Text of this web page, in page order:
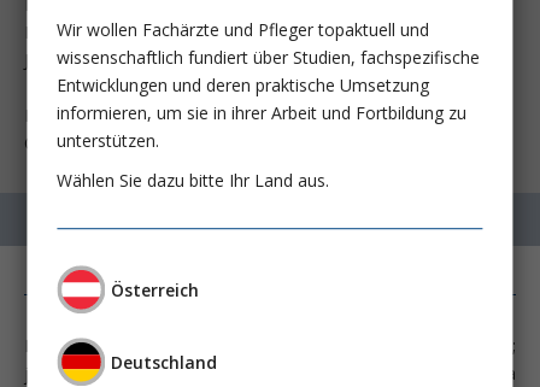
J Crit Care 2013; 28:303-10
Department of Critical Care Medicine, University of Calgary in
Calgary, Alberta, Canada.
La fièvre est un symptôme fréquent en médecine intensive;
jusqu'à 70% des patients sous soins intensifs (selon la
Wir wollen Fachärzte und Pfleger topaktuell und
wissenschaftlich fundiert über Studien, fachspezifische
Entwicklungen und deren praktische Umsetzung
informieren, um sie in ihrer Arbeit und Fortbildung zu
unterstützen.
Wählen Sie dazu bitte Ihr Land aus.
Österreich
Deutschland